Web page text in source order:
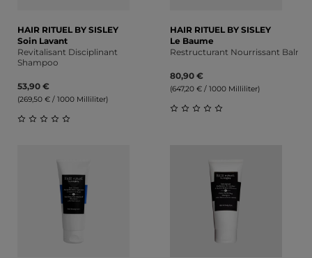
HAIR RITUEL BY SISLEY
Soin Lavant
Revitalisant Disciplinant
Shampoo
53,90 €
(269,50 € / 1000 Milliliter)
HAIR RITUEL BY SISLEY
Le Baume
Restructurant Nourrissant Balm
80,90 €
(647,20 € / 1000 Milliliter)